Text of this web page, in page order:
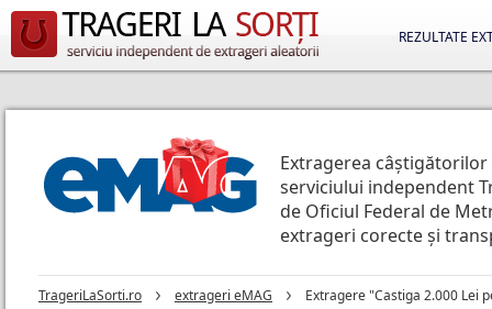
REZULTATE
Extragerea
serviciului independent
de Oficiul Federal de
extrageri corecte și
TrageriLaSorti.ro extrageri eMAG Extragere "Castiga 2.000 Lei